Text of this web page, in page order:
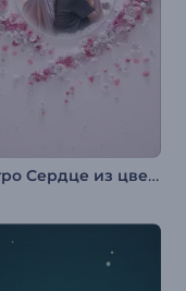
Интро Сердце из цветов в День Святого Валентина